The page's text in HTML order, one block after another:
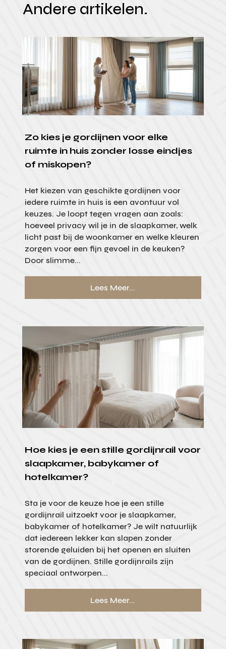
Andere artikelen.
Zo kies je gordijnen voor elke
ruimte in huis zonder losse eindjes
of miskopen?
Het kiezen van geschikte gordijnen voor
iedere ruimte in huis is een avontuur vol
keuzes. Je loopt tegen vragen aan zoals:
hoeveel privacy wil je in de slaapkamer, welk
licht past bij de woonkamer en welke kleuren
zorgen voor een fijn gevoel in de keuken?
Door slimme...
Lees Meer...
Hoe kies je een stille gordijnrail voor
slaapkamer, babykamer of
hotelkamer?
Sta je voor de keuze hoe je een stille
gordijnrail uitzoekt voor je slaapkamer,
babykamer of hotelkamer? Je wilt natuurlijk
dat iedereen lekker kan slapen zonder
storende geluiden bij het openen en sluiten
van de gordijnen. Stille gordijnrails zijn
speciaal ontworpen...
Lees Meer...